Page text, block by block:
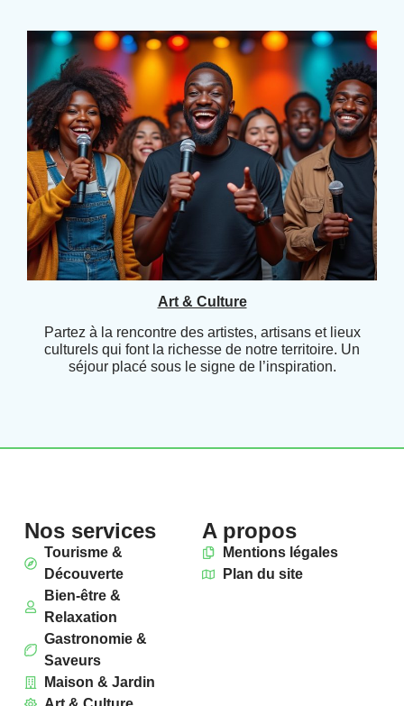
Art & Culture
Partez à la rencontre des artistes, artisans et lieux
culturels qui font la richesse de notre territoire. Un
séjour placé sous le signe de l’inspiration.
Nos services
Tourisme &
Découverte
Bien-être &
Relaxation
Gastronomie &
Saveurs
Maison & Jardin
A propos
Mentions légales
Plan du site